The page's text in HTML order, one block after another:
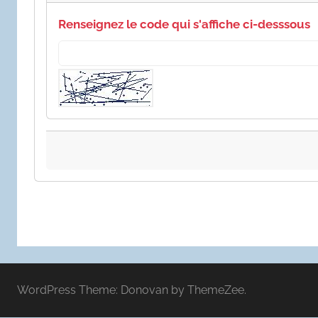
Renseignez le code qui s'affiche ci-desssous
WordPress Theme: Donovan by ThemeZee.